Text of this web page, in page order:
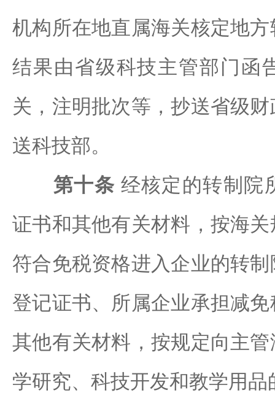
机构所在地直属海关核定地
结果由省级科技主管部门函
关，注明批次等，抄送省级
送科技部。
第十条 经核定的转制院
证书和其他有关材料，按海
符合免税资格进入企业的转
登记证书、所属企业承担减
其他有关材料，按规定向主
学研究、科技开发和教学用